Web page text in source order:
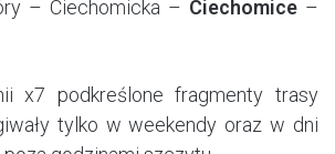
– Ciechomicka – Ciechomice –
x7 podkreślone fragmenty trasy
tylko w weekendy oraz w dni